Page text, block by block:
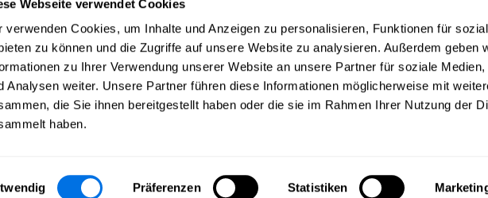
Webseite verwendet Cookies
verwenden Cookies, um Inhalte und Anzeigen zu personalisieren, Funktionen für
zu können und die Zugriffe auf unsere Website zu analysieren. Außerdem geben
zu Ihrer Verwendung unserer Website an unsere Partner für soziale Medien,
Analysen weiter. Unsere Partner führen diese Informationen möglicherweise mit
die Sie ihnen bereitgestellt haben oder die sie im Rahmen Ihrer Nutzung der
haben.
Präferenzen Statistiken
Vertrauen Sie auf die Brillengalerie Schriesheim für Ihre optimalen
Sehlösungen.
Website besuchen